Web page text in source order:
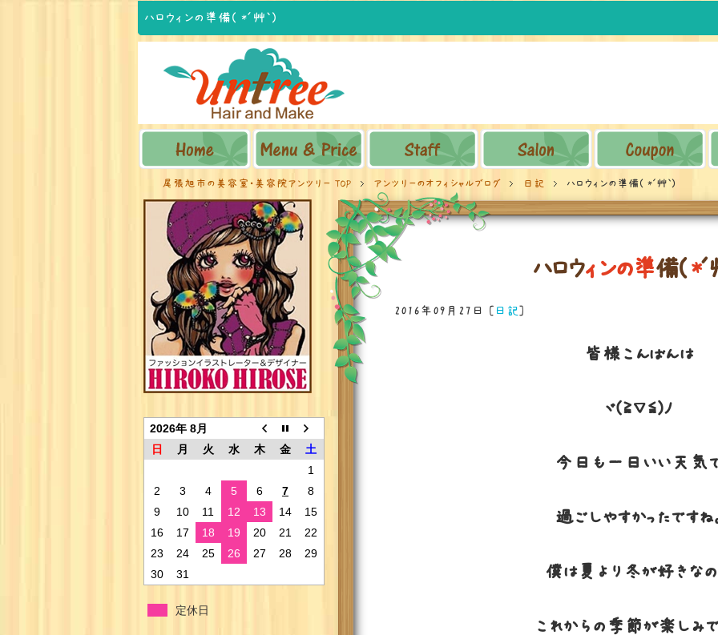
ハロウィンの準備( *´艸｀)
尾張旭市の美容室・美容院アンツリー TOP アンツリーのオフィシャルブログ 日記 ハロウィンの準備( *´艸｀)
ハロウィ ンの準備( *´
2016年09月27日 [ 日記]
皆様こんばんは
ヾ(≧▽≦)ﾉ
今日も一日いい天気
過ごしやすかったですね
僕は夏より冬が好きな
これからの季節が楽しみで
2026年 8月
日
月 火 水 木 金
土
1
2
3 4 5 6 7
8
9
10 11 12 13 14
15
16
17 18 19 20 21
22
23
24 25 26 27 28
29
30
31
定休日